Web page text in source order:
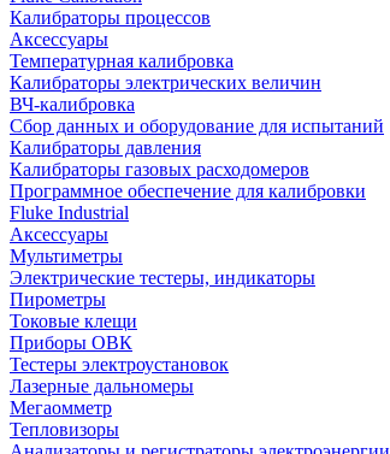
Калибраторы процессов
Аксессуары
Температурная калибровка
Калибраторы электрических величин
ВЧ-калибровка
Сбор данных и оборудование для испытаний
Калибраторы давления
Калибраторы газовых расходомеров
Программное обеспечение для калибровки
Fluke Industrial
Аксессуары
Мультиметры
Электрические тестеры, индикаторы
Пирометры
Токовые клещи
Приборы ОВК
Тестеры электроустановок
Лазерные дальномеры
Мегаомметр
Тепловизоры